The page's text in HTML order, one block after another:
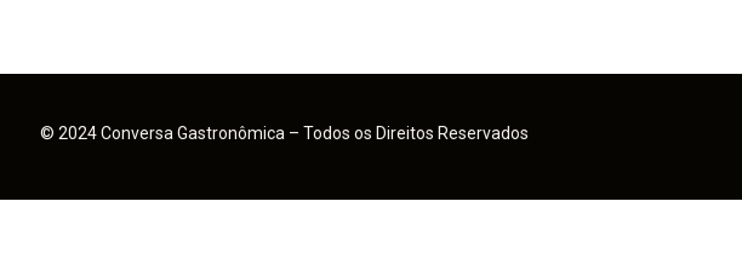
© 2024 Conversa Gastronômica – Todos os Direitos Reservados